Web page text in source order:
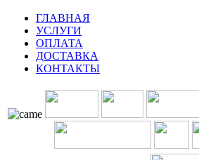
ГЛАВНАЯ
УСЛУГИ
ОПЛАТА
ДОСТАВКА
КОНТАКТЫ